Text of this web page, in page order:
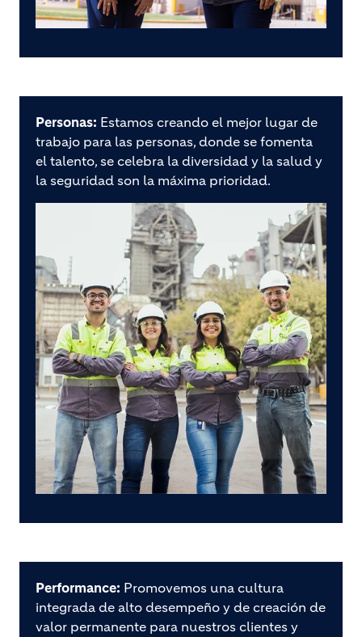
Personas: Estamos creando el mejor lugar de
trabajo para las personas, donde se fomenta
el talento, se celebra la diversidad y la salud y
la seguridad son la máxima prioridad.
Performance: Promovemos una cultura
integrada de alto desempeño y de creación de
valor permanente para nuestros clientes y